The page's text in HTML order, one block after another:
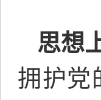
思想
拥护党